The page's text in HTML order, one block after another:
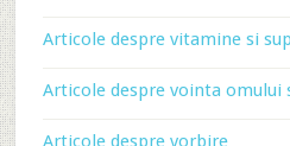
Articole despre vitamine si
Articole despre vointa omului
Articole despre vorbire